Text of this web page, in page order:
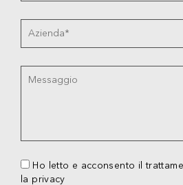
Ho letto e acconsento il
la privacy